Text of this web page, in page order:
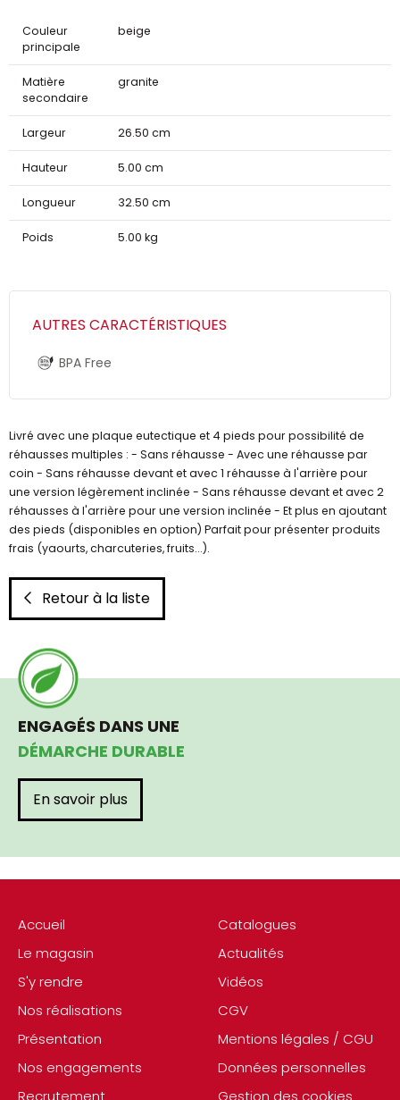
Couleur
principale
beige
Matière
secondaire
granite
Largeur 26.50 cm
Hauteur 5.00 cm
Longueur 32.50 cm
Poids 5.00 kg
AUTRES CARACTÉRISTIQUES
BPA Free
Livré avec une plaque eutectique et 4 pieds pour possibilité de
réhausses multiples : - Sans réhausse - Avec une réhausse par
coin - Sans réhausse devant et avec 1 réhausse à l'arrière pour
une version légèrement inclinée - Sans réhausse devant et avec 2
réhausses à l'arrière pour une version inclinée - Et plus en ajoutant
des pieds (disponibles en option) Parfait pour présenter produits
frais (yaourts, charcuteries, fruits...).
Retour à la liste
Accueil
Le magasin
S'y rendre
Nos réalisations
Présentation
Nos engagements
Recrutement
Catalogues
Actualités
Vidéos
CGV
Mentions légales / CGU
Données personnelles
Gestion des cookies
ENGAGÉS DANS UNE
DÉMARCHE DURABLE
En savoir plus